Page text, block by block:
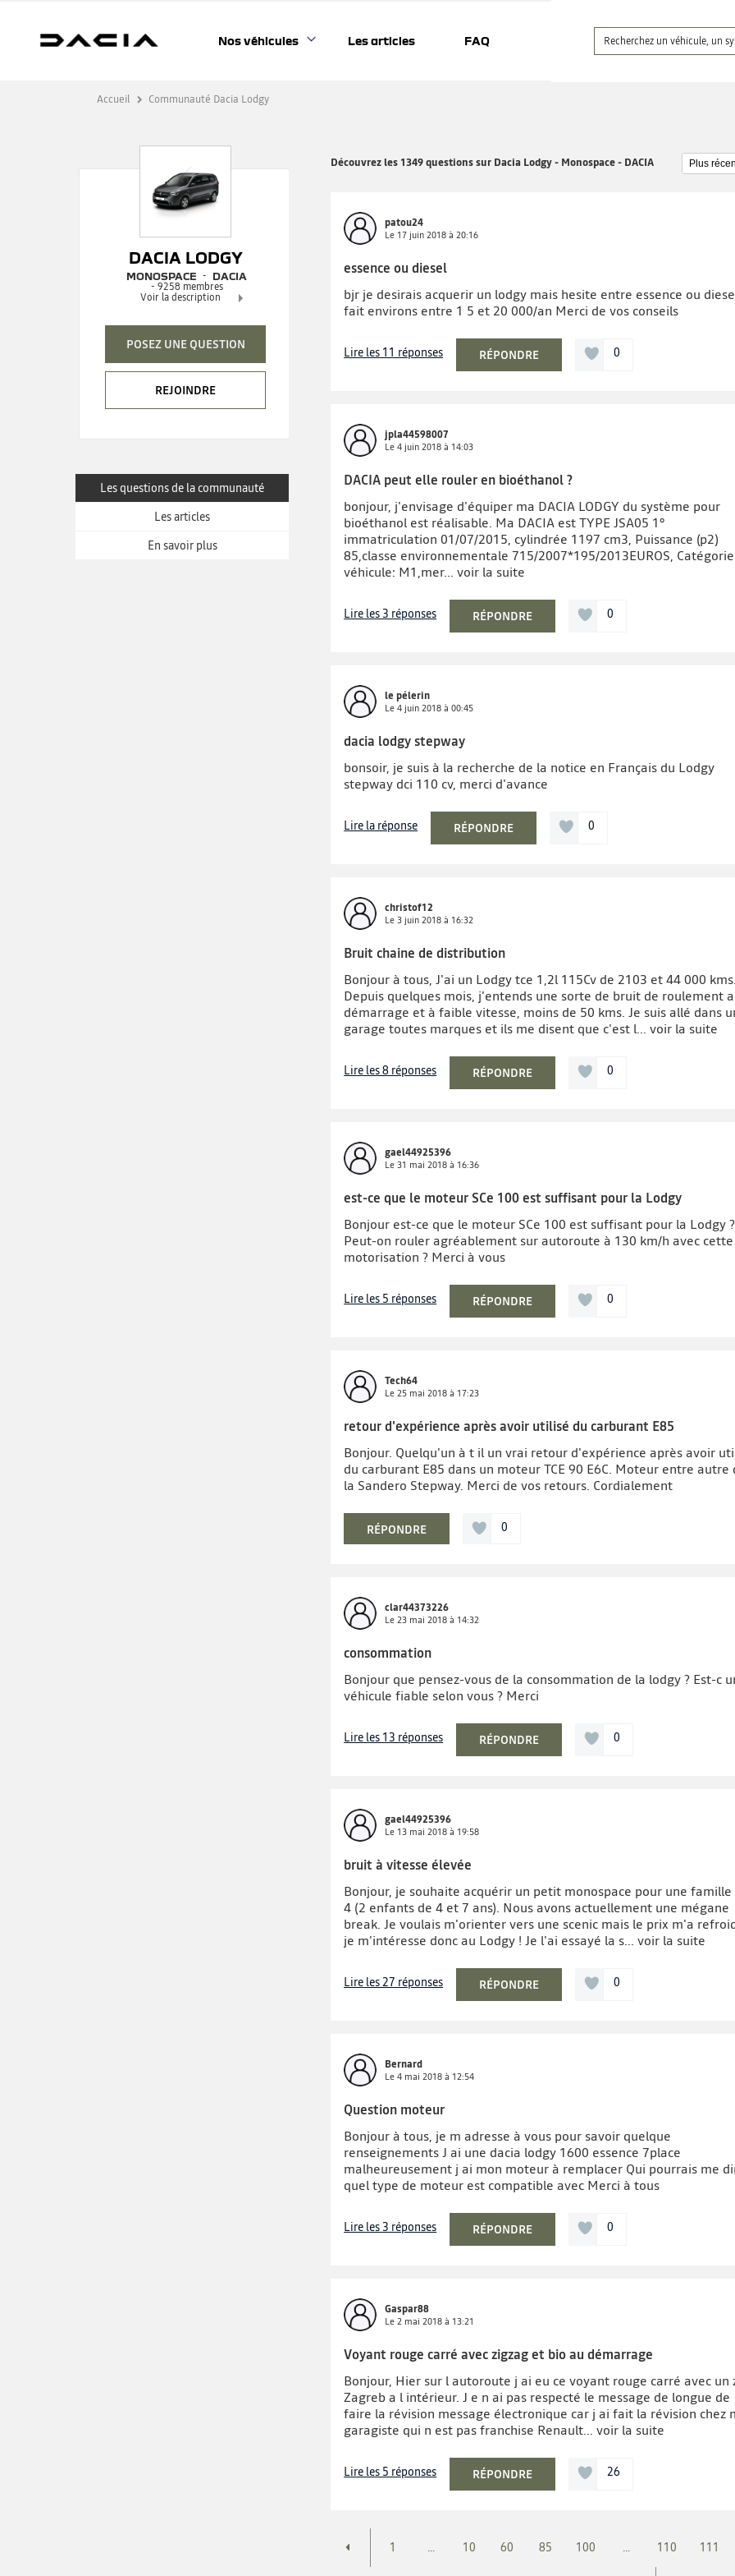
Nos véhicules Les articles FAQ
Accueil Communauté Dacia Lodgy
DACIA LODGY
MONOSPACE DACIA
- 9258 membres
Voir la description
Le monospace généreux habitable et
POSEZ UNE QUESTION
REJOINDRE
Les questions de la communauté
Les articles
En savoir plus
Découvrez les 1349 questions sur Dacia Lodgy - Monospace - DACIA
patou24
Le 17 juin 2018 à20:16
essence ou diesel
bjr je desirais acquerir un lodgy mais hesite entre essence ou
fait environs entre 1 5 et 20 000/an Merci de vos conseils
Lire les 11 réponses RÉPONDRE 0
jpla44598007
Le4 juin 2018 à 14:03
DACIA peut elle rouler en bioéthanol ?
bonjour, j'envisage d'équiper ma DACIA LODGY du système pour
bioéthanol est réalisable. Ma DACIA est TYPE JSA05 1°
immatriculation 01/07/2015, cylindrée 1197 cm3, Puissance (p2)
85,classe environnementale 715/2007*195/2013EUROS, Catégorie
véhicule: M1,mer...voir la suite
Lire les 3 réponses RÉPONDRE 0
le pélerin
Le4 juin 2018 à00:45
dacia lodgy stepway
bonsoir, je suis à la recherche de la notice en Français du Lodgy
stepway dci 110 cv, merci d'avance
Lire la réponse RÉPONDRE 0
christof12
Le3 juin 2018 à 16:32
Bruit chaine de distribution
Bonjour à tous, J'ai un Lodgy tce 1,2l 115Cv de 2103 et 44 000
Depuis quelques mois, j'entends une sorte de bruit de roulement
démarrage et à faible vitesse, moins de 50 kms. Je suis allé dans
garage toutes marques et ils me disent que c'est l...voir la suite
Lire les 8 réponses RÉPONDRE 0
gael44925396
Le31 mai 2018 à 16:36
est-ce que le moteur SCe 100 est suffisant pour la Lodgy
Bonjour est-ce que le moteur SCe 100 est suffisant pour la Lodgy ?
Peut-on rouler agréablement sur autoroute à 130 km/h avec cette
motorisation ? Merci à vous
Lire les 5 réponses RÉPONDRE 0
Tech64
Le25 mai 2018 à 17:23
retour d'expérience après avoir utilisé du carburant E85
Bonjour. Quelqu'un à t il un vrai retour d'expérience après avoir
du carburant E85 dans un moteur TCE 90 E6C. Moteur entre autre
la Sandero Stepway. Merci de vos retours. Cordialement
RÉPONDRE 0
clar44373226
Le23 mai 2018 à 14:32
consommation
Bonjour que pensez-vous de la consommation de la lodgy ? Est-c
véhicule fiable selon vous ? Merci
Lire les 13 réponses RÉPONDRE 0
gael44925396
Le 13 mai 2018 à 19:58
bruit à vitesse élevée
Bonjour, je souhaite acquérir un petit monospace pour une famille
4 (2 enfants de 4 et 7 ans). Nous avons actuellement une mégane
break. Je voulais m'orienter vers une scenic mais le prix m'a
je m'intéresse donc au Lodgy ! Je l'ai essayé la s...voir la suite
Lire les 27 réponses RÉPONDRE 0
Bernard
Le4 mai 2018 à 12:54
Question moteur
Bonjour à tous, je m adresse à vous pour savoir quelque
renseignements J ai une dacia lodgy 1600 essence 7place
malheureusement j ai mon moteur à remplacer Qui pourrais me
quel type de moteur est compatible avec Merci à tous
Lire les 3 réponses RÉPONDRE 0
Gaspar88
Le2 mai 2018 à 13:21
Voyant rouge carré avec zigzag et bio au démarrage
Bonjour, Hier sur l autoroute j ai eu ce voyant rouge carré avec un
Zagreb a l intérieur. J e n ai pas respecté le message de longue de
faire la révision message électronique car j ai fait la révision chez
garagiste qui n est pas franchise Renault...voir la suite
Lire les 5 réponses RÉPONDRE 26
1 ... 10 60 85 100 ... 110 111